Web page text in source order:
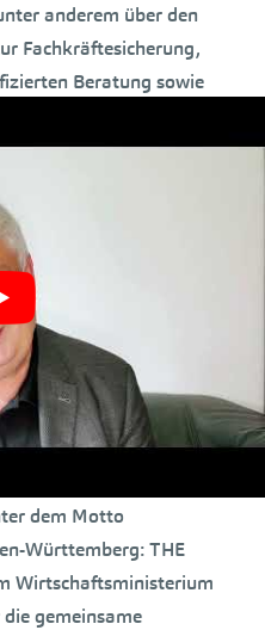
anderem über den
Fachkräftesicherung,
Beratung sowie
was bisher mit
erreicht
unter
für berufliche
ein Coaching-Programm
Weiterbildungsberatung
auf den Weg gebracht.
„Future Skills“
gestartet. Derzeit läuft
dem Motto
Württemberg: THE
Wirtschaftsministerium
gemeinsame